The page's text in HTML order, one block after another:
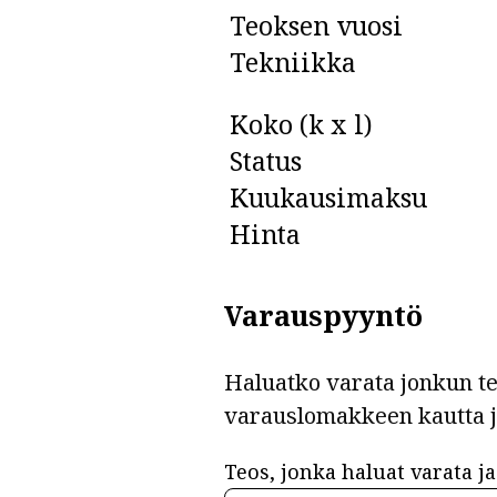
Teoksen vuosi
Tekniikka
Koko (k x l)
Status
Kuukausimaksu
Hinta
Varauspyyntö
Haluatko varata jonkun
varauslomakkeen kautta
Teos, jonka haluat varata